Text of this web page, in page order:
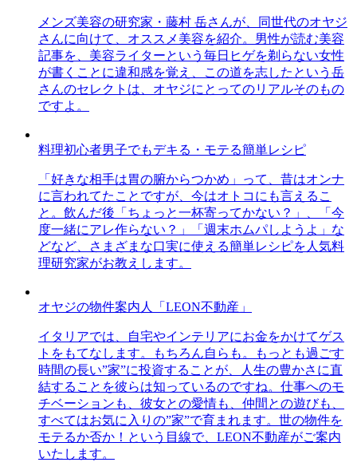
メンズ美容の研究家・藤村 岳さんが、同世代のオヤジ
さんに向けて、オススメ美容を紹介。男性が読む美容
記事を、美容ライターという毎日ヒゲを剃らない女性
が書くことに違和感を覚え、この道を志したという岳
さんのセレクトは、オヤジにとってのリアルそのもの
ですよ。
料理初心者男子でもデキる・モテる簡単レシピ
「好きな相手は胃の腑からつかめ」って、昔はオンナ
に言われてたことですが、今はオトコにも言えるこ
と。飲んだ後「ちょっと一杯寄ってかない？」、「今
度一緒にアレ作らない？」「週末ホムパしようよ」な
どなど、さまざまな口実に使える簡単レシピを人気料
理研究家がお教えします。
オヤジの物件案内人「LEON不動産」
イタリアでは、自宅やインテリアにお金をかけてゲス
トをもてなします。もちろん自らも。もっとも過ごす
時間の長い”家”に投資することが、人生の豊かさに直
結することを彼らは知っているのですね。仕事へのモ
チベーションも、彼女との愛情も、仲間との遊びも、
すべてはお気に入りの”家”で育まれます。世の物件を
モテるか否か！という目線で、LEON不動産がご案内
いたします。